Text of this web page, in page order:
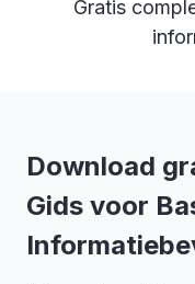
Gratis
Download
Gids voor